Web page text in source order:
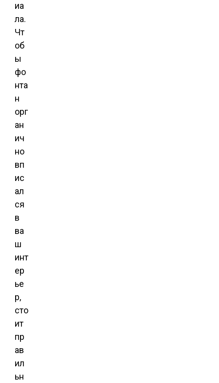
иа
ла.
Чт
об
ы
фо
нта
н
орг
ан
ич
но
вп
ис
ал
ся
в
ва
ш
инт
ер
ье
р,
сто
ит
пр
ав
ил
ьн